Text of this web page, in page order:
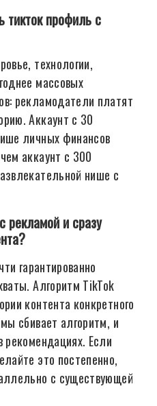
тикток профиль с
технологии,
массовых
рекламодатели платят
Аккаунт с 30
личных финансов
аккаунт с 300
нише с
рекламой и сразу
гарантированно
Алгоритм TikTok
контента конкретного
сбивает алгоритм, и
рекомендациях. Если
это постепенно,
с существующей